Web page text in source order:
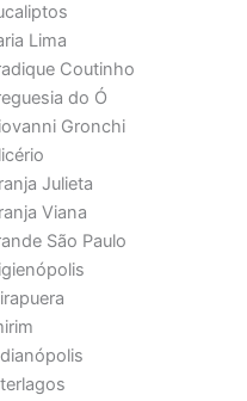
Lima
Coutinho
do Ó
Gronchi
Julieta
Viana
São Paulo